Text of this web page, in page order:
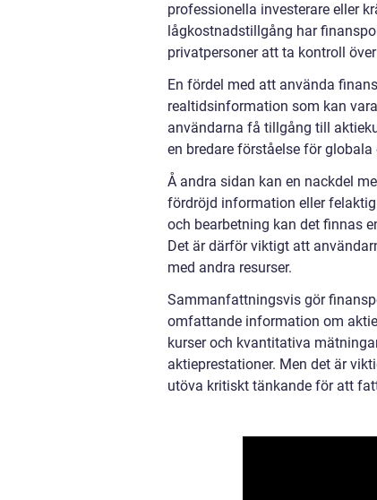
professionella investerare eller
lågkostnadstillgång har
privatpersoner att ta kontroll
En fördel med att använda
realtidsinformation som kan
användarna få tillgång till
en bredare förståelse för globala
Å andra sidan kan en nackdel
fördröjd information eller
och bearbetning kan det finnas
Det är därför viktigt att
med andra resurser.
Sammanfattningsvis gör
omfattande information om
kurser och kvantitativa
aktieprestationer. Men det är
utöva kritiskt tänkande för att